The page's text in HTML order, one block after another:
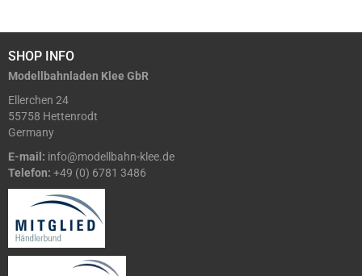
SHOP INFO
Modellbahnladen Klee GbR
Ellerchen 24
55758 Hettenrodt
Germany
E-mail: info@modellbahn-klee.de
Telefon: +49 (0) 6781 3486